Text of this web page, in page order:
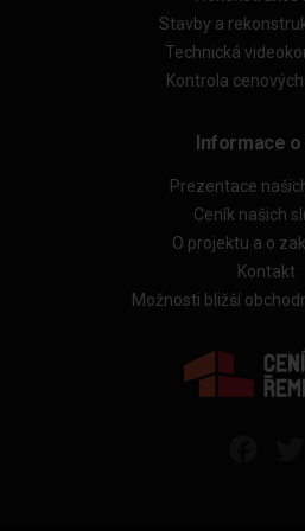
Stavby a
Technická
Kontrola
Informace o
Prezentace
Ceník našich
O projektu a o
Kontakt
Možnosti bližší